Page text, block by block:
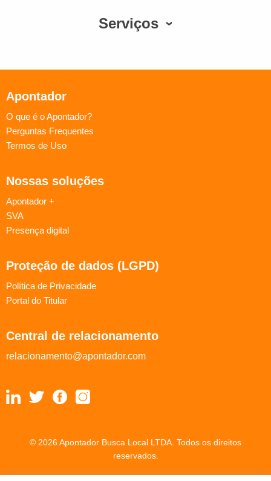
Serviços
Apontador
O que é o Apontador?
Perguntas Frequentes
Termos de Uso
Nossas soluções
Apontador +
SVA
Presença digital
Proteção de dados (LGPD)
Política de Privacidade
Portal do Titular
Central de relacionamento
relacionamento@apontador.com
© 2026 Apontador Busca Local LTDA. Todos os direitos
reservados.